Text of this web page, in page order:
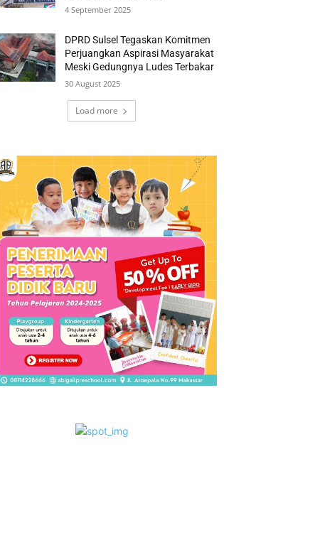
4 September 2025
DPRD Sulsel Tegaskan Komitmen
Perjuangkan Aspirasi Masyarakat
Meski Gedungnya Ludes Terbakar
30 August 2025
Load more